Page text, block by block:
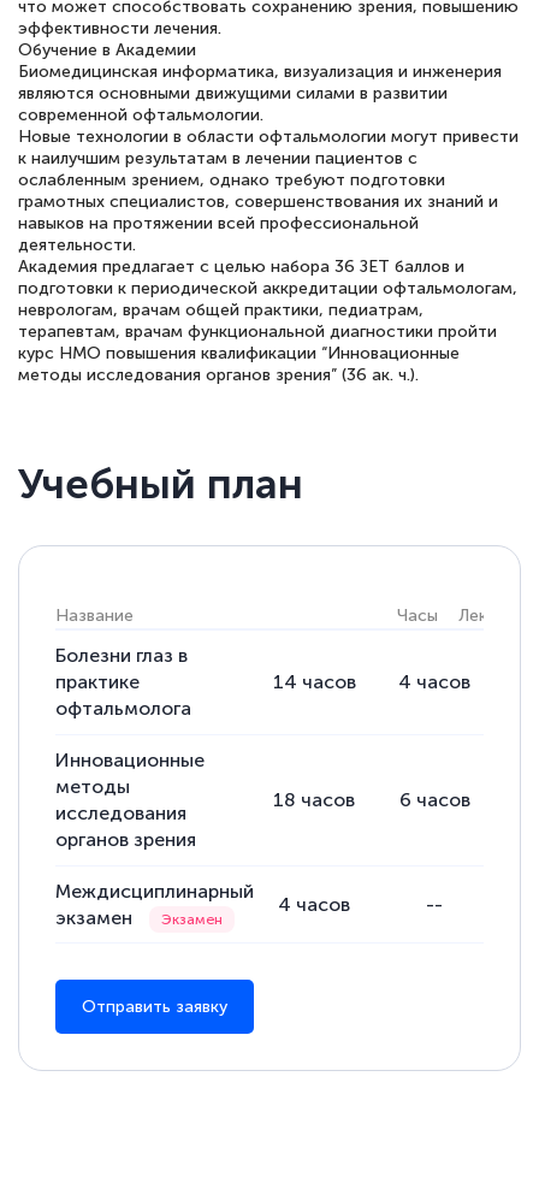
что может способствовать сохранению зрения, повышению
эффективности лечения.
Обучение в Академии
Биомедицинская информатика, визуализация и инженерия
являются основными движущими силами в развитии
современной офтальмологии.
Новые технологии в области офтальмологии могут привести
к наилучшим результатам в лечении пациентов с
ослабленным зрением, однако требуют подготовки
грамотных специалистов, совершенствования их знаний и
навыков на протяжении всей профессиональной
деятельности.
Академия предлагает с целью набора 36 ЗЕТ баллов и
подготовки к периодической аккредитации офтальмологам,
неврологам, врачам общей практики, педиатрам,
терапевтам, врачам функциональной диагностики пройти
курс НМО повышения квалификации “Инновационные
методы исследования органов зрения” (36 ак. ч.).
Учебный план
Название Часы Лекции
Болезни глаз в
практике
офтальмолога
14 часов 4 часов
Инновационные
методы
исследования
органов зрения
18 часов 6 часов
Междисциплинарный
экзамен
4 часов --
Отправить заявку